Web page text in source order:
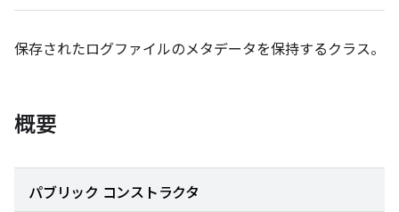
保存されたログファイルのメタデータを保持するクラス。
概要
パブリック コンストラクタ